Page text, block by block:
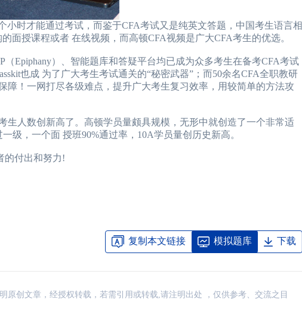
时才能通过考试，而鉴于CFA考试又是纯英文答题，中国考生语言相
面授课程或者 在线视频，而高顿CFA视频是广大CFA考生的优选。
）、智能题库和答疑平台均已成为众多考生在备考CFA考试
也成 为了广大考生考试通关的“秘密武器”；而50余名CFA全职教研
障！一网打尽各级难点，提升广大考生复习效率，用较简单的方法攻
人数创新高了。高顿学员量颇具规模，无形中就创造了一个非常适
级，一个面 授班90%通过率，10A学员量创历史新高。
付出和努力!
复制本文链接 模拟题库 下载
原创文章，经授权转载，若需引用或转载,请注明出处 ，仅供参考、交流之目